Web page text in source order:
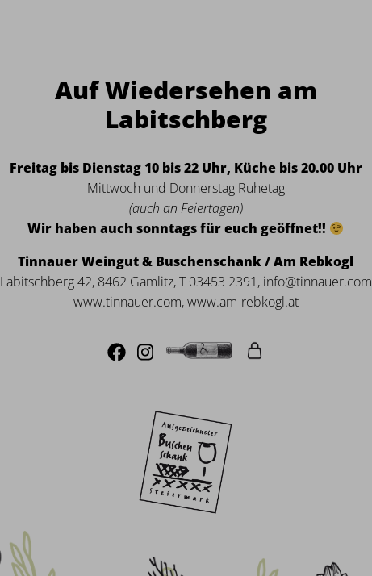
Auf Wiedersehen am
Labitschberg
Freitag bis Dienstag 10 bis 22 Uhr, Küche bis 20.00 Uhr
Mittwoch und Donnerstag Ruhetag
(auch an Feiertagen)
Wir haben auch sonntags für euch geöffnet!!
Tinnauer Weingut & Buschenschank / Am Rebkogl
Labitschberg 42, 8462 Gamlitz, T 03453 2391, info@tinnauer.com
www.tinnauer.com, www.am-rebkogl.at